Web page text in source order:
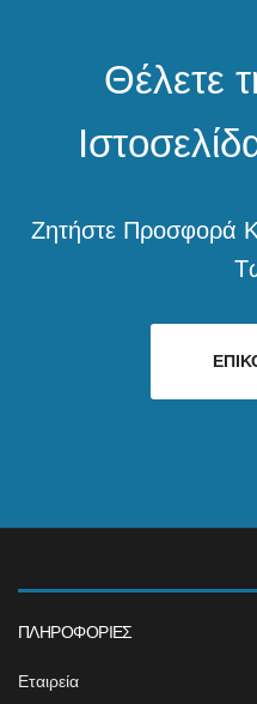
Θέλετε
Ζητήστε Προσφορά
ΠΛΗΡΟΦΟΡΊΕΣ
Εταιρεία